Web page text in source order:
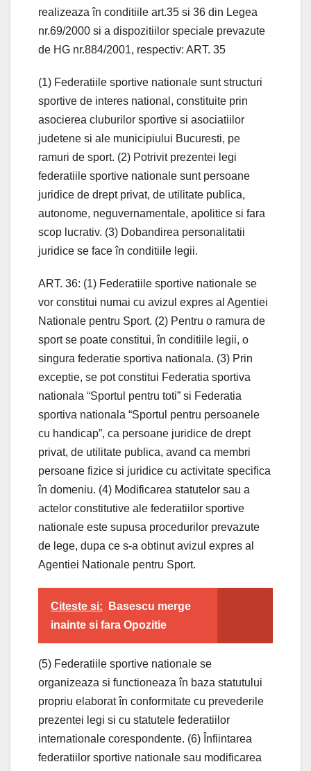
realizeaza în conditiile art.35 si 36 din Legea
nr.69/2000 si a dispozitiilor speciale prevazute
de HG nr.884/2001, respectiv: ART. 35
(1) Federatiile sportive nationale sunt structuri
sportive de interes national, constituite prin
asocierea cluburilor sportive si asociatiilor
judetene si ale municipiului Bucuresti, pe
ramuri de sport. (2) Potrivit prezentei legi
federatiile sportive nationale sunt persoane
juridice de drept privat, de utilitate publica,
autonome, neguvernamentale, apolitice si fara
scop lucrativ. (3) Dobandirea personalitatii
juridice se face în conditiile legii.
ART. 36: (1) Federatiile sportive nationale se
vor constitui numai cu avizul expres al Agentiei
Nationale pentru Sport. (2) Pentru o ramura de
sport se poate constitui, în conditiile legii, o
singura federatie sportiva nationala. (3) Prin
exceptie, se pot constitui Federatia sportiva
nationala “Sportul pentru toti” si Federatia
sportiva nationala “Sportul pentru persoanele
cu handicap”, ca persoane juridice de drept
privat, de utilitate publica, avand ca membri
persoane fizice si juridice cu activitate specifica
în domeniu. (4) Modificarea statutelor sau a
actelor constitutive ale federatiilor sportive
nationale este supusa procedurilor prevazute
de lege, dupa ce s-a obtinut avizul expres al
Agentiei Nationale pentru Sport.
Citeste si:
Basescu merge
inainte si fara Opozitie
(5) Federatiile sportive nationale se
organizeaza si functioneaza în baza statutului
propriu elaborat în conformitate cu prevederile
prezentei legi si cu statutele federatiilor
internationale corespondente. (6) Înfiintarea
federatiilor sportive nationale sau modificarea